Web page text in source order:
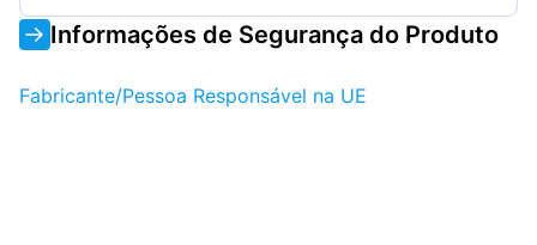
Informações de Segurança do Produto
Fabricante/Pessoa Responsável na UE